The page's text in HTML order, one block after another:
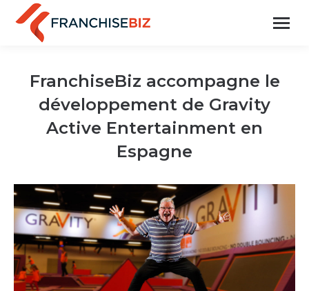
FranchiseBiz accompagne le
développement de Gravity
Active Entertainment en
Espagne